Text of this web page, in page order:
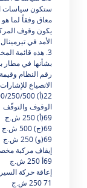
ستكون سياسات
معاق وفقاً لما هو
يكون وقوف
الأمد في تيرمينال 1 وتيرمينال 3، مُعفىً من الدفع لمدّة 5 ساعات.
3. هذه قائمة
بشأنها في مطار
رقم النظام
الانصياع
22(أ) 100/250/500 ش.ج
الوقوف والتوقّف
69(أ) 250 ش.ج
69(ج) 500 ش.ج
69(و) 250 ش.ج
إيقاف مركبة
69أ 250 ش.ج
إعاقة حركة
71 250 ش.ج